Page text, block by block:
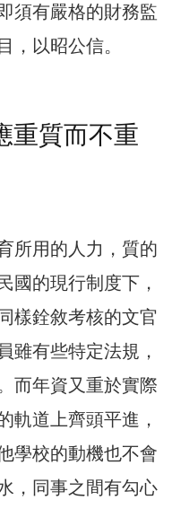
須有嚴格的財務監
，以昭公信。
重質而不重
所用的人力，質的
國的現行制度下，
樣銓敘考核的文官
雖有些特定法規，
而年資又重於實際
軌道上齊頭平進，
學校的動機也不會
，同事之間有勾心